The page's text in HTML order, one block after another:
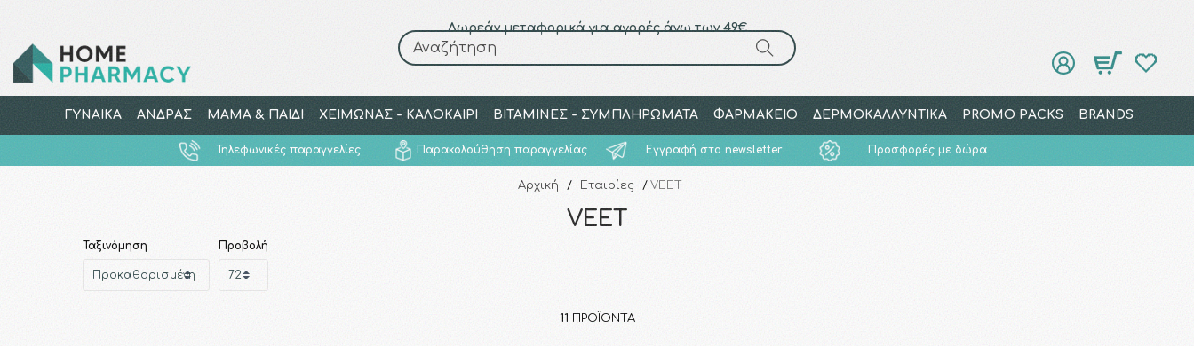
Δωρεάν μεταφορικά για αγορές άνω των 49€
Αναζήτηση
ΓΥΝΑΙΚΑ ΑΝΔΡΑΣ ΜΑΜΑ & ΠΑΙΔΙ ΧΕΙΜΩΝΑΣ - ΚΑΛΟΚΑΙΡΙ ΒΙΤΑΜΙΝΕΣ - ΣΥΜΠΛΗΡΩΜΑΤΑ ΦΑΡΜΑΚΕΙΟ ΔΕΡΜΟΚΑΛΛΥΝΤΙΚΑ PROMO PACKS BRANDS
Τηλεφωνικές παραγγελίες Παρακολούθηση παραγγελίας Εγγραφή στο newsletter Προσφορές με δώρα
Αναζήτηση
Αρχική / Εταιρίες / VEET
VEET
Ταξινόμηση Προβολή
11 ΠΡΟΪΌΝΤΑ